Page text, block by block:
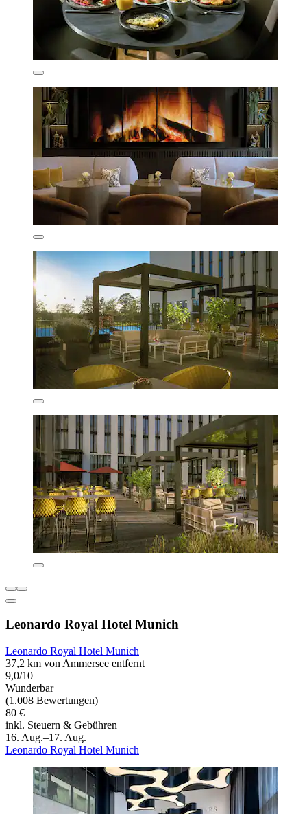
Leonardo Royal Hotel Munich
Leonardo Royal Hotel Munich
37,2 km von Ammersee entfernt
9,0/10
Wunderbar
(1.008 Bewertungen)
80 €
inkl. Steuern & Gebühren
16. Aug.–17. Aug.
Leonardo Royal Hotel Munich